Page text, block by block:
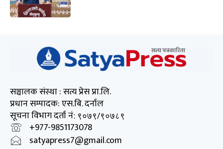
सञ्चालक संस्था : सत्य प्रेस प्रा.लि.
प्रधान सम्पादक: एस.बि. दर्नाल
सूचना विभाग दर्ता नं: ९०७९/९०७८९
+977-9851173078
satyapress7@gmail.com